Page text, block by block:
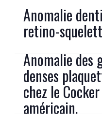
Anomalie
retino-
Anomalie des
denses
chez le Cocker
américain.